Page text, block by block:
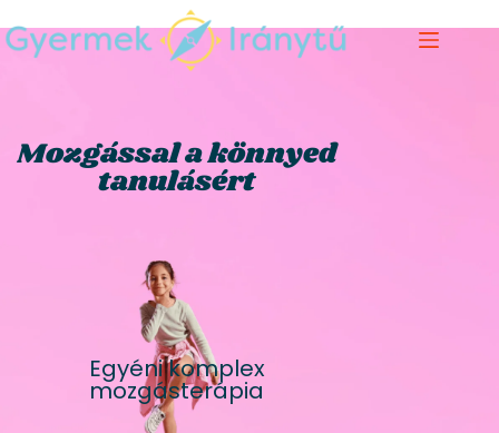
Mozgással a könnyed
tanulásért
Egyéni komplex
mozgásterápia